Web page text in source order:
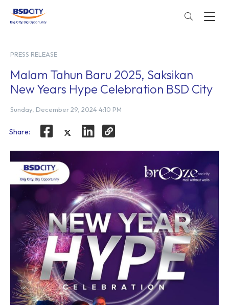
PRESS RELEASE
Malam Tahun Baru 2025, Saksikan
New Years Hype Celebration BSD City
Sunday, December 29, 2024 4:10 PM
Share: